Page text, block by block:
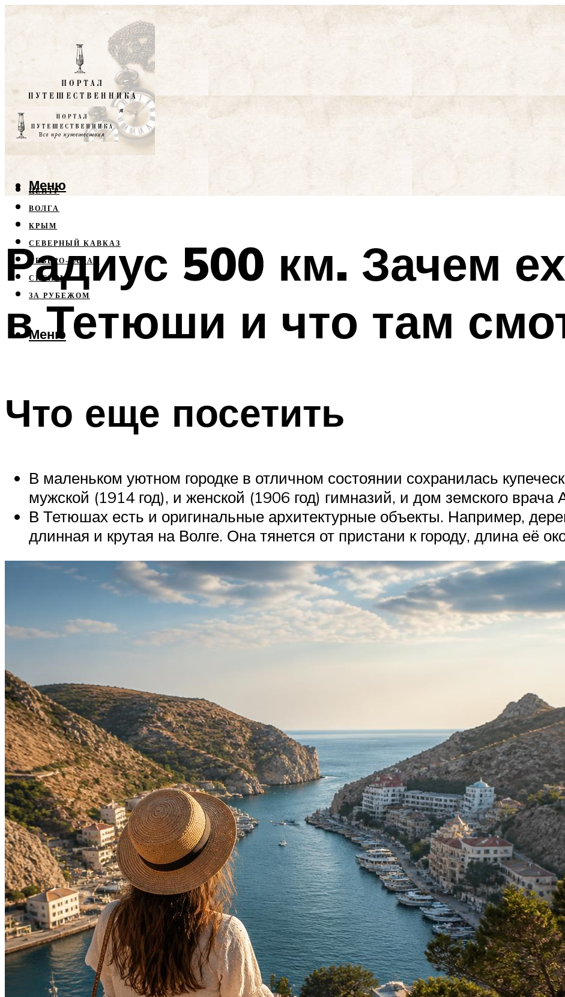
ЦЕНТР
ВОЛГА
КРЫМ
СЕВЕРНЫЙ КАВКАЗ
СЕВЕРО-ЗАПАД
СИБИРЬ
ЗА РУБЕЖОМ
Меню
Меню
Радиус 500 км. Зачем
в Тетюши и что там
Что еще посетить
В маленьком уютном городке в отличном состоянии сохранилась
мужской (1914 год), и женской (1906 год) гимназий, и дом земского врача
В Тетюшах есть и оригинальные архитектурные объекты. Например,
длинная и крутая на Волге. Она тянется от пристани к городу, длина её